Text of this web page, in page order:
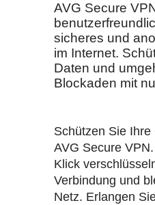
AVG Secure
sicheres und
im Internet.
Daten und
Blockaden mit
Schützen Sie
AVG Secure
Klick
Verbindung und
Netz. Erlangen